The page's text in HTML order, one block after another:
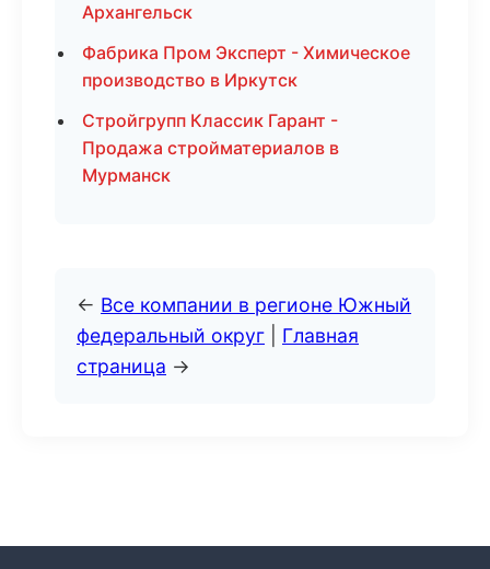
Архангельск
Фабрика Пром Эксперт - Химическое
производство в Иркутск
Стройгрупп Классик Гарант -
Продажа стройматериалов в
Мурманск
← Все компании в регионе Южный
федеральный округ
Главная
страница →